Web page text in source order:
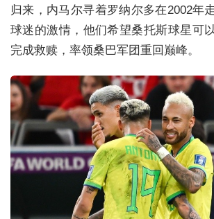
归来，内马尔寻着罗纳尔多在2002年
球迷的激情，他们希望桑托斯球星可
完成救赎，率领桑巴军团重回巅峰。